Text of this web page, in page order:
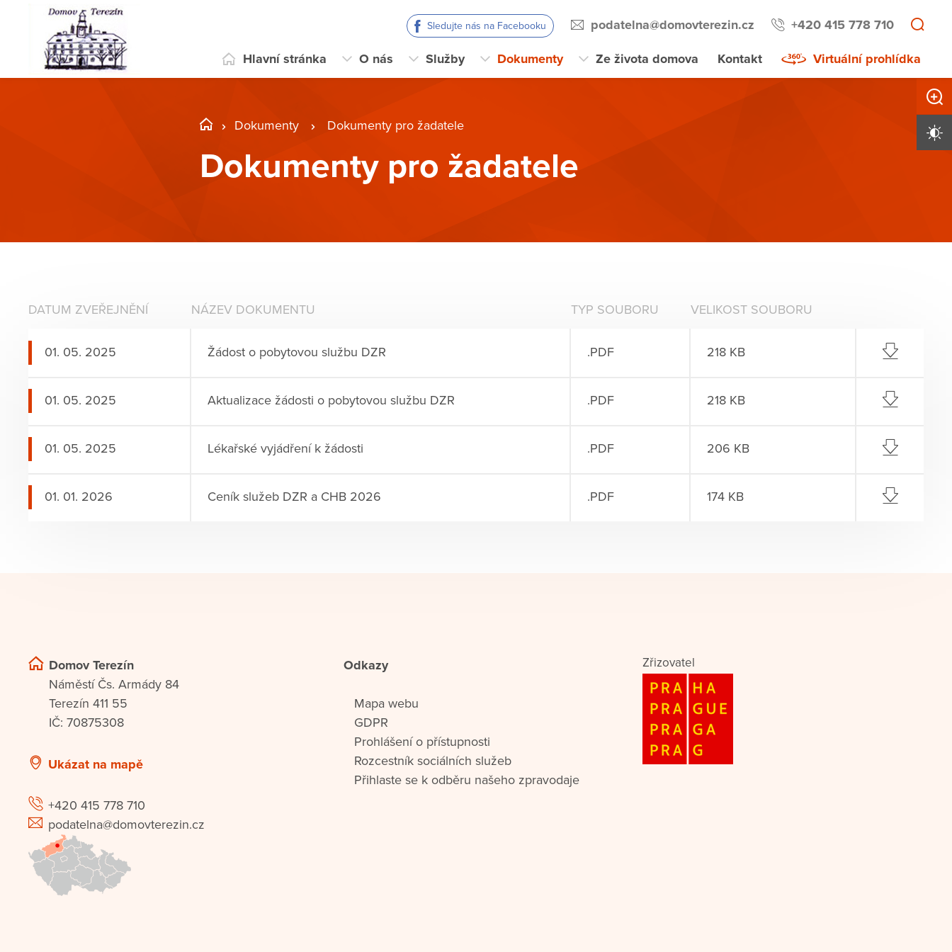
Sledujte nás na Facebooku podatelna@domovterezin.cz +420 415 778 710
Hlavní stránka O nás Služby Dokumenty Ze života domova Kontakt Virtuální prohlídka
Dokumenty Dokumenty pro žadatele
Dokumenty pro žadatele
DATUM ZVEŘEJNĚNÍ NÁZEV DOKUMENTU TYP SOUBORU VELIKOST SOUBORU
01. 05. 2025 Žádost o pobytovou službu DZR .PDF 218 KB
01. 05. 2025 Aktualizace žádosti o pobytovou službu DZR .PDF 218 KB
01. 05. 2025 Lékařské vyjádření k žádosti .PDF 206 KB
01. 01. 2026 Ceník služeb DZR a CHB 2026 .PDF 174 KB
Domov Terezín
Náměstí Čs. Armády 84
Terezín 411 55
IČ: 70875308
Ukázat na mapě
+420 415 778 710
podatelna@domovterezin.cz
Odkazy
Mapa webu
GDPR
Prohlášení o přístupnosti
Rozcestník sociálních služeb
Přihlaste se k odběru našeho zpravodaje
Zřizovatel